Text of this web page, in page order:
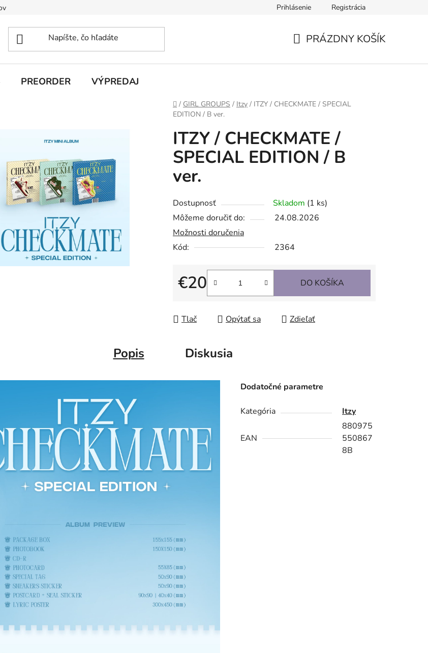
Prihlásenie Registrácia
PRÁZDNY KOŠÍK
PREORDER VÝPREDAJ
Domov
/ GIRL GROUPS / Itzy / ITZY / CHECKMATE / SPECIAL
EDITION / B ver.
ITZY / CHECKMATE /
SPECIAL EDITION / B
ver.
Dostupnosť Skladom (1 ks)
Môžeme doručiť do:
24.08.2026
Možnosti doručenia
Kód:
2364
€20
Jednotková cena:
DO KOŠÍKA
Tlač Opýtať sa Zdieľať
Popis Diskusia
Dodatočné parametre
Kategória Itzy
EAN
880975
550867
8B